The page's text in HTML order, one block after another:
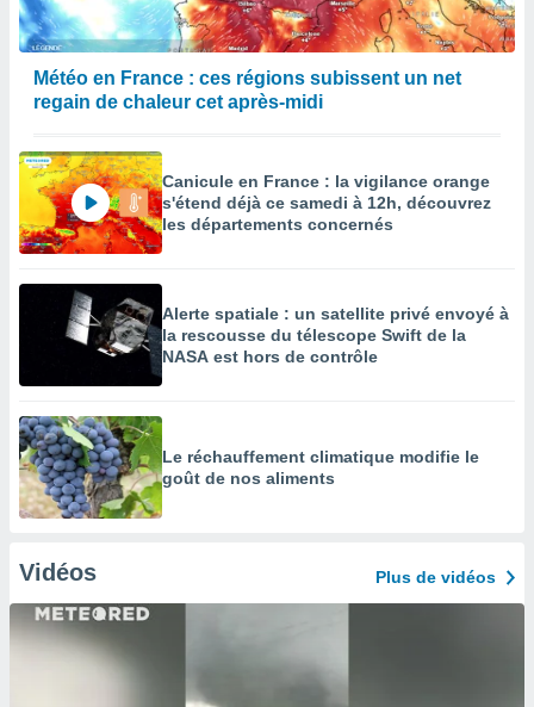
Météo en France : ces régions subissent un net
regain de chaleur cet après-midi
Canicule en France : la vigilance orange
s'étend déjà ce samedi à 12h, découvrez
les départements concernés
Alerte spatiale : un satellite privé envoyé à
la rescousse du télescope Swift de la
NASA est hors de contrôle
Le réchauffement climatique modifie le
goût de nos aliments
Vidéos Plus de vidéos